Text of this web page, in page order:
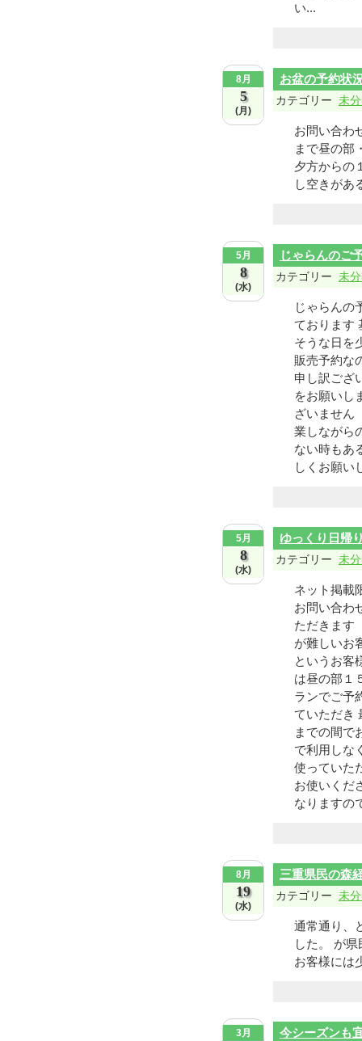
い...
8月
5
(月)
お盆の予約状
カテゴリー 未
お問い合わ
まで昼の部
夕方からの
し空きがあ
5月
8
(水)
じゃらんのご
カテゴリー 未
じゃらんの
ております
そうな日を
販売予約な
申し訳ござ
をお願いし
ざいませ
業しながら
ない時もあ
しくお願い
5月
8
(水)
ゆっくり日帰
カテゴリー 未
ネット掲載
お問い合わ
ただきます
が難しいお
というお客
は昼の部１
ランでご予
ていただき
までの間で
で利用しな
使っていた
お使いくだ
なりますの
8月
19
(水)
三重県民の森
カテゴリー 未
通常通り、
した。 が
お客様には
3月 今シーズンも